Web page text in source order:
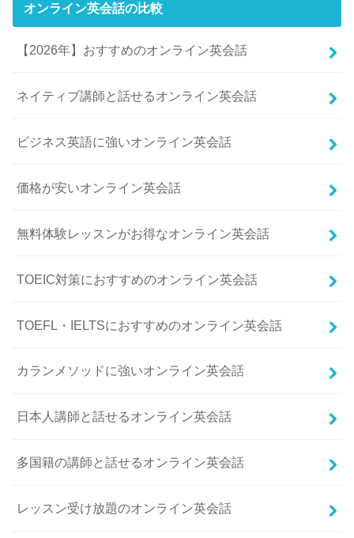
オンライン英会話の比較
【2026年】おすすめのオンライン英会話
ネイティブ講師と話せるオンライン英会話
ビジネス英語に強いオンライン英会話
価格が安いオンライン英会話
無料体験レッスンがお得なオンライン英会話
TOEIC対策におすすめのオンライン英会話
TOEFL・IELTSにおすすめのオンライン英会話
カランメソッドに強いオンライン英会話
日本人講師と話せるオンライン英会話
多国籍の講師と話せるオンライン英会話
レッスン受け放題のオンライン英会話